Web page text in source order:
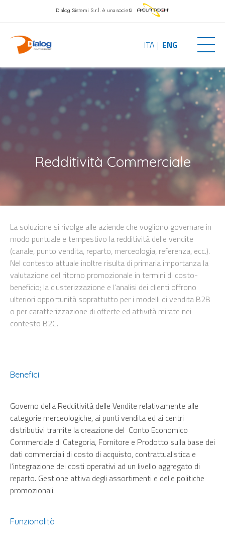
Dialog Sistemi S.r.l. è una società
ITA ENG
Redditività Commerciale
La soluzione si rivolge alle aziende che vogliono governare in
modo puntuale e tempestivo la redditività delle vendite
(canale, punto vendita, reparto, merceologia, referenza, ecc.).
Nel contesto attuale inoltre risulta di primaria importanza la
valutazione del ritorno promozionale in termini di costo-
beneficio; la clusterizzazione e l’analisi dei clienti offrono
ulteriori opportunità soprattutto per i modelli di vendita B2B
o per caratterizzazione di offerte ed attività mirate nei
contesto B2C.
Benefici
Governo della Redditività delle Vendite relativamente alle
categorie merceologiche, ai punti vendita ed ai centri
distributivi tramite la creazione del Conto Economico
Commerciale di Categoria, Fornitore e Prodotto sulla base dei
dati commerciali di costo di acquisto, contrattualistica e
l’integrazione dei costi operativi ad un livello aggregato di
reparto. Gestione attiva degli assortimenti e delle politiche
promozionali.
Funzionalità